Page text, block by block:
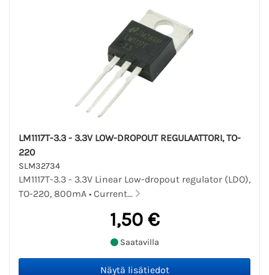
LM1117T-3.3 - 3.3V LOW-DROPOUT REGULAATTORI, TO-
220
SLM32734
LM1117T-3.3 - 3.3V Linear Low-dropout regulator (LDO),
TO-220, 800mA • Current...
1,50 €
Saatavilla